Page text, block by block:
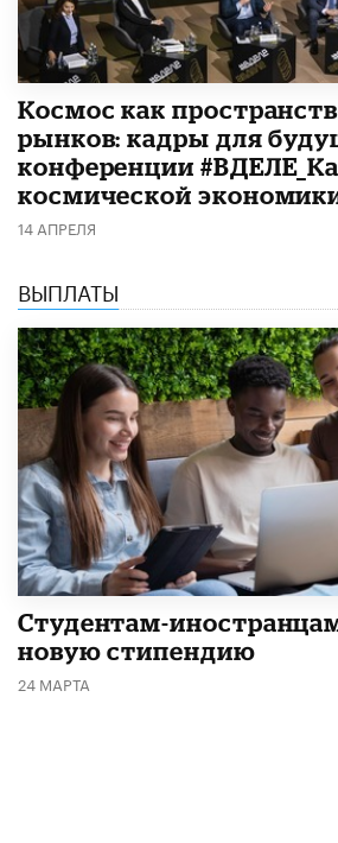
Космос как
рынков: кадры для
конференции
космической
14 АПРЕЛЯ
ВЫПЛАТЫ
Студентам-
новую стипендию
24 МАРТА